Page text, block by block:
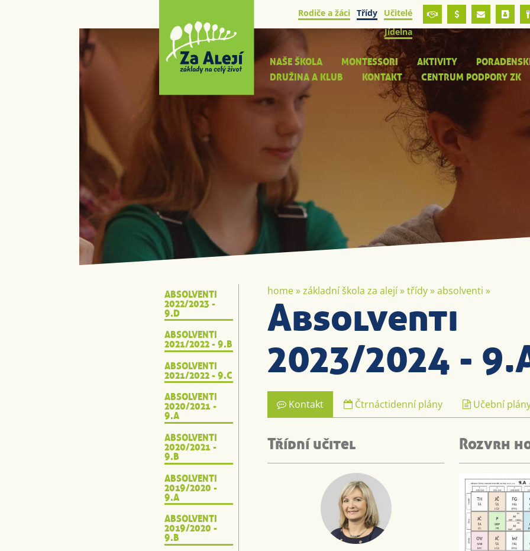
Rodiče a žáci Třídy
Učitelé
Jídelna
NAŠE ŠKOLA MONTESSORI AKTIVITY
DRUŽINA A KLUB
KONTAKT CENTRUM PODPORY ZK
home»základní škola za alejí»třídy»absolventi »
Absolventi
2023/2024 -
Kontakt Čtrnáctidenní plány Učební
Třídní učitel Rozvrh
ABSOLVENTI
2022/2023 -
9.D
ABSOLVENTI
2021/2022 - 9.B
ABSOLVENTI
2021/2022 - 9.C
ABSOLVENTI
2020/2021 -
9.A
ABSOLVENTI
2020/2021 -
9.B
ABSOLVENTI
2019/2020 -
9.A
ABSOLVENTI
2019/2020 -
9.B